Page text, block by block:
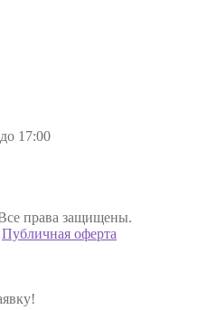
17:00
права защищены.
Публичная оферта